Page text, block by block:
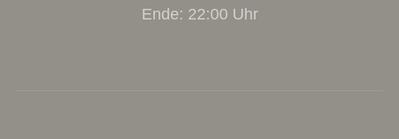
Ende: 22:00 Uhr